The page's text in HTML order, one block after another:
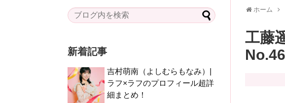
ホーム
工藤
新着記事
吉村萌南（よしむらもなみ）|
ラフ×ラフのプロフィール超詳
細まとめ！